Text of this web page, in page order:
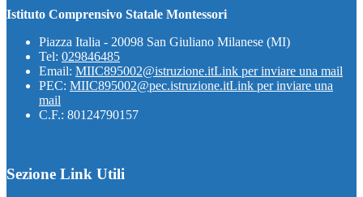
Istituto Comprensivo Statale Montessori
Piazza Italia - 20098 San Giuliano Milanese (MI)
Tel: 029846485
Email: MIIC895002@istruzione.itLink per inviare una mail
PEC: MIIC895002@pec.istruzione.itLink per inviare una
mail
C.F.: 80124790157
Sezione Link Utili